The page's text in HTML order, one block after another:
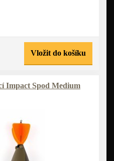
Vložit do košíku
Impact Spod Medium